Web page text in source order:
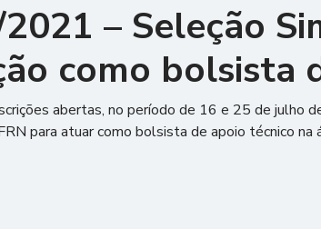
– Seleção
como bolsista
abertas, no período de 16 e 25 de julho
para atuar como bolsista de apoio técnico na